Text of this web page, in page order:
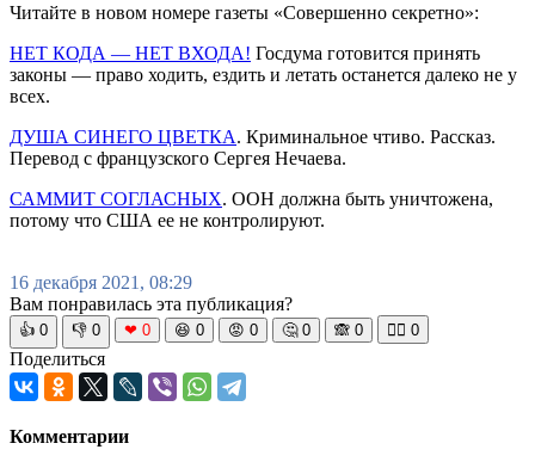
Читайте в новом номере газеты «Совершенно секретно»:
НЕТ КОДА — НЕТ ВХОДА! Госдума готовится принять
законы — право ходить, ездить и летать останется далеко не у
всех.
ДУША СИНЕГО ЦВЕТКА. Криминальное чтиво. Рассказ.
Перевод с французского Сергея Нечаева.
САММИТ СОГЛАСНЫХ. ООН должна быть уничтожена,
потому что США ее не контролируют.
16 декабря 2021, 08:29
Вам понравилась эта публикация?
👍 0 👎 0 ❤ 0 😆 0 😡 0 🤔 0 🙈 0 🧘‍♀️ 0
Поделиться
Комментарии